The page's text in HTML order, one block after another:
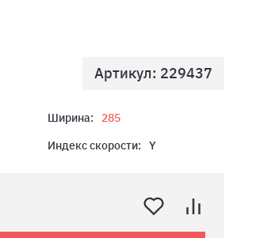
Артикул: 229437
Ширина:
285
Индекс скорости: Y